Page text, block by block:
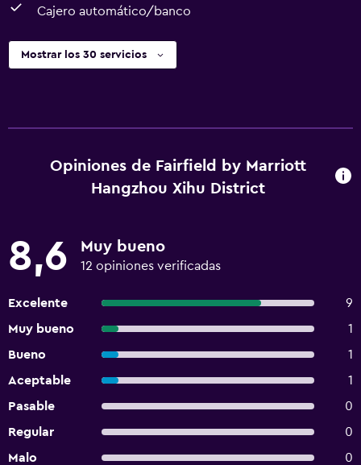
Cajero automático/banco
Mostrar los 30 servicios
Opiniones de Fairfield by Marriott
Hangzhou Xihu District
8,6 Muy bueno
12 opiniones verificadas
Excelente
9
Muy bueno
1
Bueno
1
Aceptable
1
Pasable
0
Regular
0
Malo
0